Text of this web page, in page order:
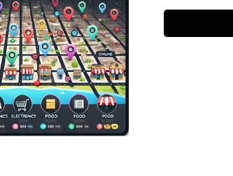
de Pared con
Completo
Living M300 para